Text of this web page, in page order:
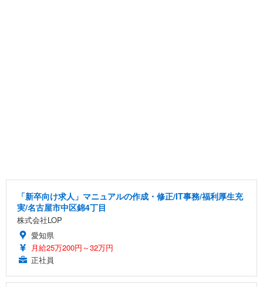
「新卒向け求人」マニュアルの作成・修正/IT事務/福利厚生充
実/名古屋市中区錦4丁目
株式会社LOP
愛知県
月給25万200円～32万円
正社員